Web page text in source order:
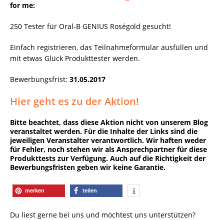
for me:
250 Tester für Oral-B GENIUS Roségold gesucht!
Einfach registrieren, das Teilnahmeformular ausfüllen und
mit etwas Glück Produkttester werden.
Bewerbungsfrist: 31.05.2017
Hier geht es zu der Aktion!
Bitte beachtet, dass diese Aktion nicht von unserem Blog
veranstaltet werden. Für die Inhalte der Links sind die
jeweiligen Veranstalter verantwortlich. Wir haften weder
für Fehler, noch stehen wir als Ansprechpartner für diese
Produkttests zur Verfügung. Auch auf die Richtigkeit der
Bewerbungsfristen geben wir keine Garantie.
merken teilen
Du liest gerne bei uns und möchtest uns unterstützen?